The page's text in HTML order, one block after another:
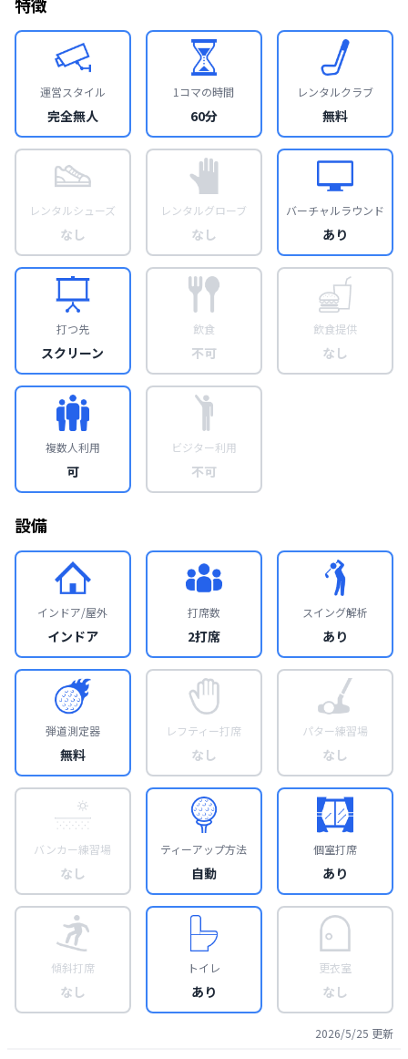
運営スタイル
完全無人
1コマの時間
60分
レンタルクラブ
無料
レンタルシューズ
なし
レンタルグローブ
なし
バーチャルラウンド
あり
打つ先
スクリーン
飲食
不可
飲食提供
なし
複数人利用
可
ビジター利用
不可
設備
インドア/屋外
インドア
打席数
2打席
スイング解析
あり
弾道測定器
無料
レフティー打席
なし
パター練習場
なし
バンカー練習場
なし
ティーアップ方法
自動
個室打席
あり
傾斜打席
なし
トイレ
あり
更衣室
なし
2026/5/25 更新